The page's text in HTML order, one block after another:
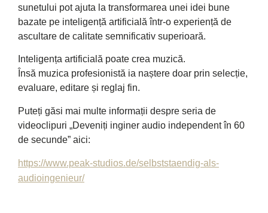
sunetului pot ajuta la transformarea unei idei bune
bazate pe inteligență artificială într-o experiență de
ascultare de calitate semnificativ superioară.
Inteligența artificială poate crea muzică.
Însă muzica profesionistă ia naștere doar prin selecție,
evaluare, editare și reglaj fin.
Puteți găsi mai multe informații despre seria de
videoclipuri „Deveniți inginer audio independent în 60
de secunde” aici:
https://www.peak-studios.de/selbststaendig-als-
audioingenieur/